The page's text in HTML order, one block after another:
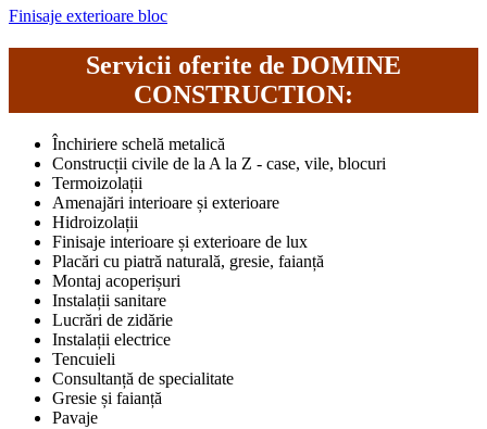
Finisaje exterioare bloc
Servicii oferite de DOMINE
CONSTRUCTION:
Închiriere schelă metalică
Construcții civile de la A la Z - case, vile, blocuri
Termoizolații
Amenajări interioare și exterioare
Hidroizolații
Finisaje interioare și exterioare de lux
Placări cu piatră naturală, gresie, faianță
Montaj acoperișuri
Instalații sanitare
Lucrări de zidărie
Instalații electrice
Tencuieli
Consultanță de specialitate
Gresie și faianță
Pavaje